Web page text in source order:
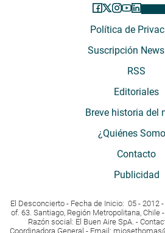
Política de
Suscripción
RSS
Editoriales
Breve historia del
¿Quiénes
Contacto
Publicidad
El Desconcierto - Fecha de Inicio: 05 - 2012
of. 63. Santiago, Región Metropolitana, Chile
Razón social: El Buen Aire SpA. -
Coordinadora General - Email: